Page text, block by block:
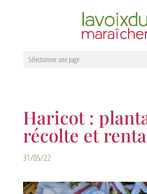
Sélectionner une page
Haricot :
récolte et
31/05/22